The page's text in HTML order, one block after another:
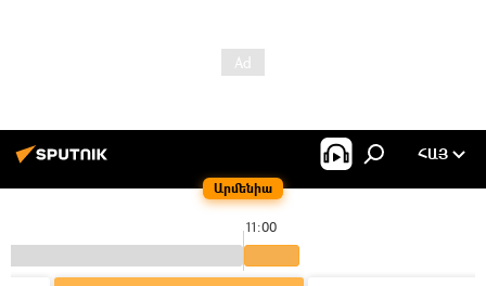
Արմենիա
ՀԱՅ
11:00